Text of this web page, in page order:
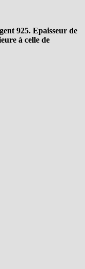
925. Epaisseur de
à celle de